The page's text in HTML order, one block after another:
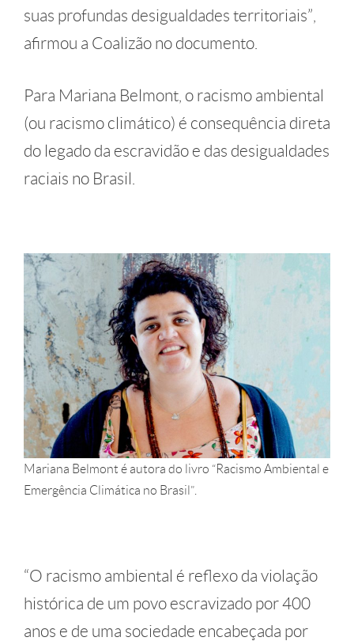
suas profundas desigualdades territoriais”,
afirmou a Coalizão no documento.
Para Mariana Belmont, o racismo ambiental
(ou racismo climático) é consequência direta
do legado da escravidão e das desigualdades
raciais no Brasil.
Mariana Belmont é autora do livro “Racismo Ambiental e
Emergência Climática no Brasil”.
“O racismo ambiental é reflexo da violação
histórica de um povo escravizado por 400
anos e de uma sociedade encabeçada por